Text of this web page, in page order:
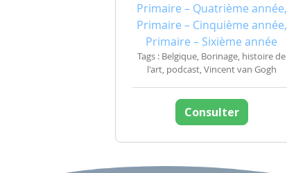
Primaire – Quatrième année,
Primaire – Cinquième année,
Primaire – Sixième année
Tags : Belgique, Borinage, histoire de
l'art, podcast, Vincent van Gogh
Consulter